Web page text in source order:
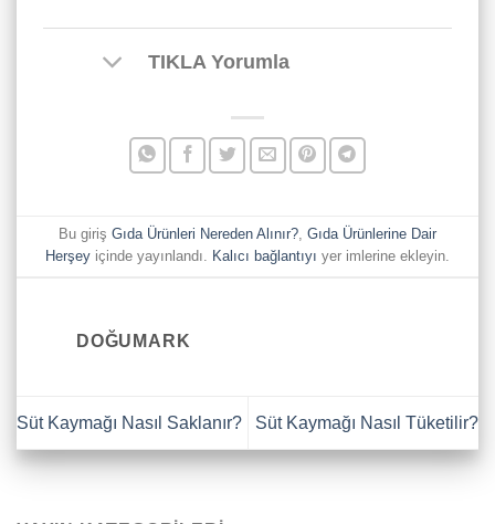
TIKLA Yorumla
Bu giriş Gıda Ürünleri Nereden Alınır? Gıda Ürünlerine Dair
Herşey içinde yayınlandı. Kalıcı bağlantıyı yer imlerine ekleyin.
DOĞUMARK
Süt Kaymağı Nasıl Saklanır? Süt Kaymağı Nasıl Tüketilir?